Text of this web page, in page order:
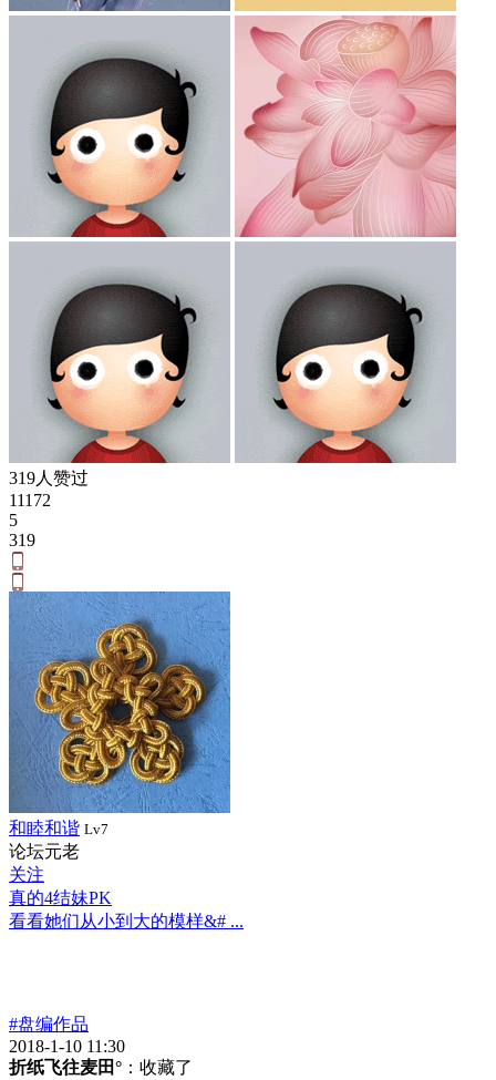
319人赞过
11172
5
319
和睦和谐 Lv7
论坛元老
关注
真的4结妹PK
看看她们从小到大的模样&# ...
#盘编作品
2018-1-10 11:30
折纸飞往麦田° ：收藏了